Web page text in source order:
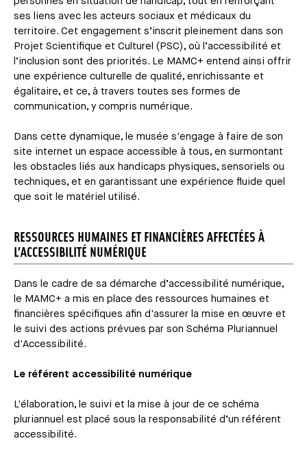
ses liens avec les acteurs sociaux et médicaux du
territoire. Cet engagement s’inscrit pleinement dans son
Projet Scientifique et Culturel (PSC), où l’accessibilité et
l’inclusion sont des priorités. Le MAMC+ entend ainsi offrir
une expérience culturelle de qualité, enrichissante et
égalitaire, et ce, à travers toutes ses formes de
communication, y compris numérique.
Dans cette dynamique, le musée s'engage à faire de son
site internet un espace accessible à tous, en surmontant
les obstacles liés aux handicaps physiques, sensoriels ou
techniques, et en garantissant une expérience fluide quel
que soit le matériel utilisé.
RESSOURCES HUMAINES ET FINANCIÈRES AFFECTÉES À
L’ACCESSIBILITÉ NUMÉRIQUE
Dans le cadre de sa démarche d’accessibilité numérique,
le MAMC+ a mis en place des ressources humaines et
financières spécifiques afin d'assurer la mise en œuvre et
le suivi des actions prévues par son Schéma Pluriannuel
d'Accessibilité.
Le référent accessibilité numérique
L'élaboration, le suivi et la mise à jour de ce schéma
pluriannuel est placé sous la responsabilité d’un référent
accessibilité.